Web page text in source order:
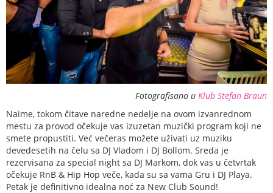
Fotografisano u Klub Stefan Braun
Naime, tokom čitave naredne nedelje na ovom izvanrednom
mestu za provod očekuje vas izuzetan muzički program koji ne
smete propustiti. Već večeras možete uživati uz muziku
devedesetih na čelu sa DJ Vladom i DJ Bollom. Sreda je
rezervisana za special night sa DJ Markom, dok vas u četvrtak
očekuje RnB & Hip Hop veče, kada su sa vama Gru i DJ Playa.
Petak je definitivno idealna noć za New Club Sound!